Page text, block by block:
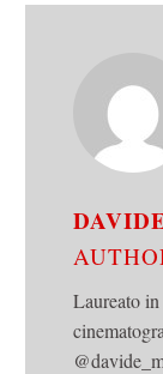
Laureato